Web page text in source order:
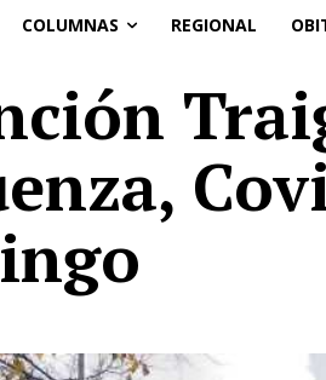
COLUMNAS REGIONAL